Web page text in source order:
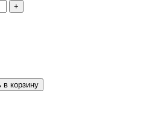
+
в корзину